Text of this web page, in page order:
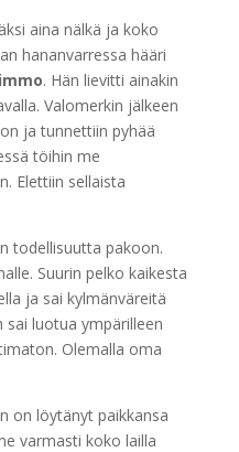
aina nälkä ja koko
hananvarressa hääri
. Hän lievitti ainakin
Valomerkin jälkeen
ja tunnettiin pyhää
töihin me
Elettiin sellaista
todellisuutta pakoon.
Suurin pelko kaikesta
ja sai kylmänväreitä
sai luotua ympärilleen
Olemalla oma
on löytänyt paikkansa
varmasti koko lailla